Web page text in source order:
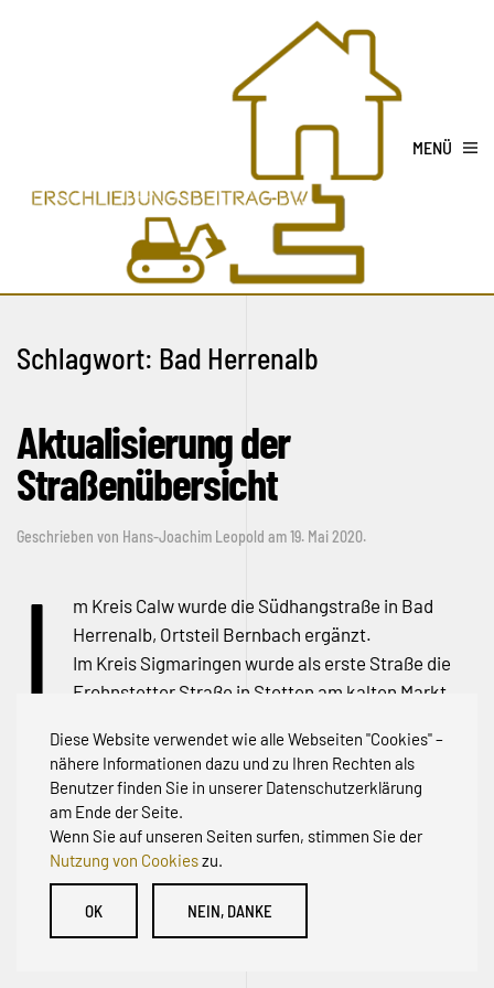
Diese Website verwendet wie alle Webseiten "Cookies" –
nähere Informationen dazu und zu Ihren Rechten als
Benutzer finden Sie in unserer Datenschutzerklärung
am Ende der Seite.
Wenn Sie auf unseren Seiten surfen, stimmen Sie der
Nutzung von Cookieszu.
OK NEIN, DANKE
MENÜ
Schlagwort: Bad Herrenalb
Aktualisierung der
Straßenübersicht
Geschrieben von Hans-Joachim Leopold am19. Mai 2020.
I
m Kreis Calw wurde die Südhangstraße in Bad
Herrenalb, Ortsteil Bernbach ergänzt.
Im Kreis Sigmaringen wurde als erste Straße die
Frohnstetter Straße in Stetten am kalten Markt
Unsere aktuelle Karte finden Siehier.
© Initiative zur Abwehr von Erschließungsbeiträgen für